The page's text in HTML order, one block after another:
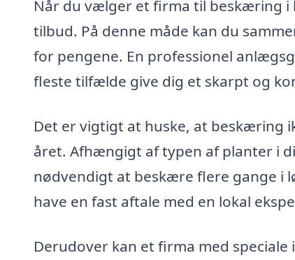
Når du vælger et firma til beskæring i
tilbud. På denne måde kan du
for pengene. En professionel
fleste tilfælde give dig et skarpt og
Det er vigtigt at huske, at beskæring
året. Afhængigt af typen af planter i
nødvendigt at beskære flere gange i
have en fast aftale med en lokal
Derudover kan et firma med